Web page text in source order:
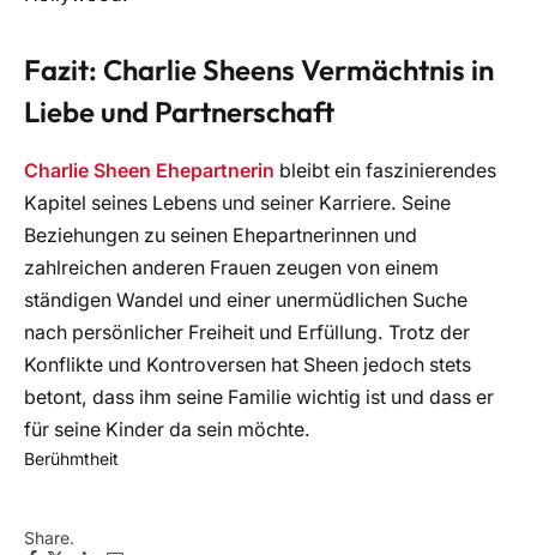
Fazit: Charlie Sheens Vermächtnis in
Liebe und Partnerschaft
Charlie Sheen Ehepartnerin bleibt ein faszinierendes
Kapitel seines Lebens und seiner Karriere. Seine
Beziehungen zu seinen Ehepartnerinnen und
zahlreichen anderen Frauen zeugen von einem
ständigen Wandel und einer unermüdlichen Suche
nach persönlicher Freiheit und Erfüllung. Trotz der
Konflikte und Kontroversen hat Sheen jedoch stets
betont, dass ihm seine Familie wichtig ist und dass er
für seine Kinder da sein möchte.
Berühmtheit
Share.